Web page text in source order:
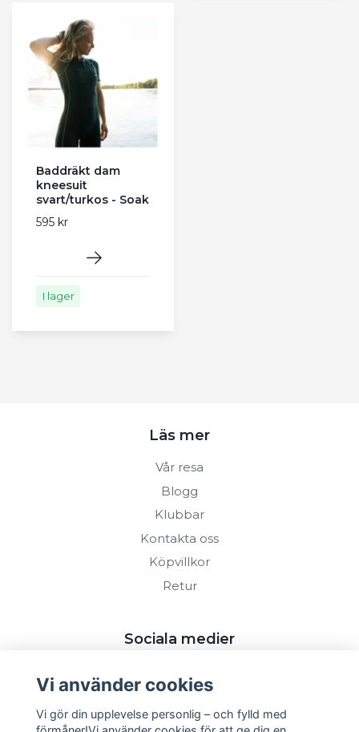
Baddräkt dam
kneesuit
svart/turkos - Soak
595 kr
I lager
Läs mer
Vår resa
Blogg
Klubbar
Kontakta oss
Köpvillkor
Retur
Sociala medier
Vi använder cookies
Vi gör din upplevelse personlig – och fylld med